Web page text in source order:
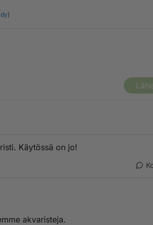
)
Käytössä on jo!
akvaristeja.